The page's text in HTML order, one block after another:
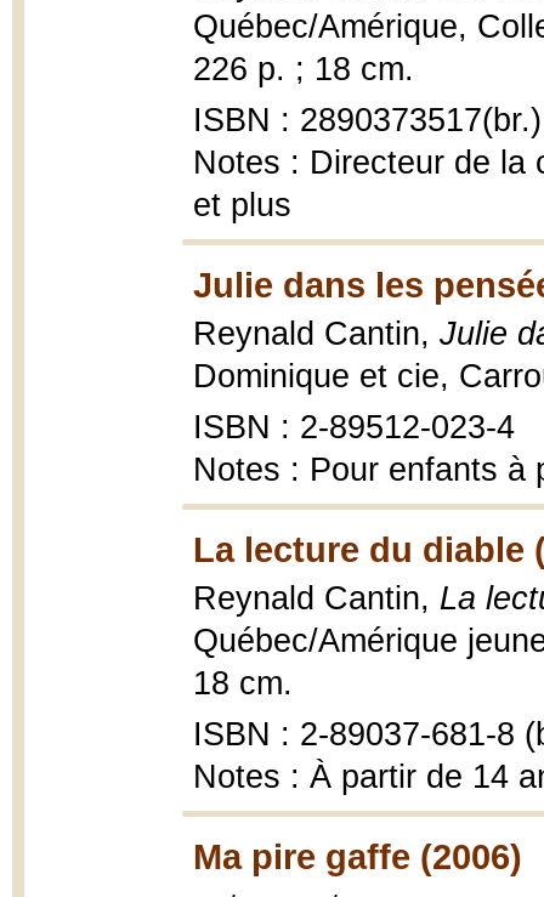
Québec/Amérique,
226 p. ; 18 cm.
ISBN : 2890373517(br.)
Notes : Directeur de la
et plus
Julie dans les
Reynald Cantin, Julie
Dominique et cie,
ISBN : 2-89512-023-4
Notes : Pour enfants à
La lecture du diable
Reynald Cantin, La
Québec/Amérique
18 cm.
ISBN : 2-89037-681-8
Notes : À partir de 14
Ma pire gaffe (2006)